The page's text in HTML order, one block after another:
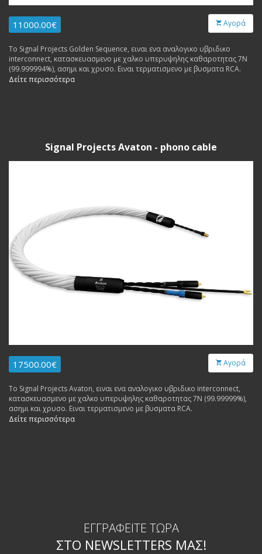
11000.00€ Αγορά
Το Signal Projects Golden Sequence, ειναι ενα αναλογικο υβριδικο
interconnect, κατασκευασμενο με χαλκο υπερυψηλης καθαροτητας 7N
(99.999994%), ασημι και χρυσο. Ειναι τερματισμενο με βυσματα RCA.
Δείτε περισσότερα
Signal Projects Avaton - phono cable
17500.00€ Αγορά
Το Signal Projects Avaton, ειναι ενα αναλογικο υβριδικο interconnect,
κατασκευασμενο με χαλκο υπερυψηλης καθαροτητας 7N (99.99999%),
ασημι και χρυσο. Ειναι τερματισμενο με βυσματα RCA.
Δείτε περισσότερα
ΕΓΓΡΑΦΕΊΤΕ ΤΏΡΑ
ΣΤΟ NEWSLETTERS ΜΑΣ!